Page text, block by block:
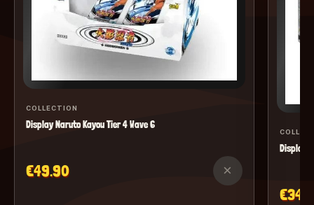
COLLECTION
Display Naruto Kayou Tier 4 Wave 6
€49.90 ×
Display